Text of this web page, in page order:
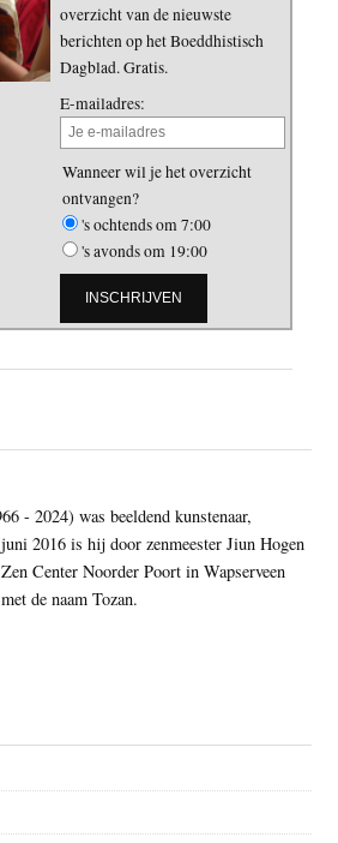
overzicht van de nieuwste
berichten op het Boeddhistisch
Dagblad. Gratis.
E-mailadres:
Wanneer wil je het overzicht
ontvangen?
's ochtends om 7:00
's avonds om 19:00
- 2024) was beeldend kunstenaar,
2016 is hij door zenmeester Jiun Hogen
Center Noorder Poort in Wapserveen
de naam Tozan.